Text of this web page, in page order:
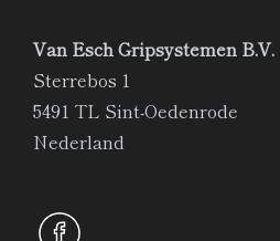
Van Esch Gripsystemen B.V.
Sterrebos 1
5491 TL Sint-Oedenrode
Nederland